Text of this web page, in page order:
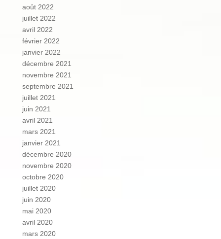
août 2022
juillet 2022
avril 2022
février 2022
janvier 2022
décembre 2021
novembre 2021
septembre 2021
juillet 2021
juin 2021
avril 2021
mars 2021
janvier 2021
décembre 2020
novembre 2020
octobre 2020
juillet 2020
juin 2020
mai 2020
avril 2020
mars 2020